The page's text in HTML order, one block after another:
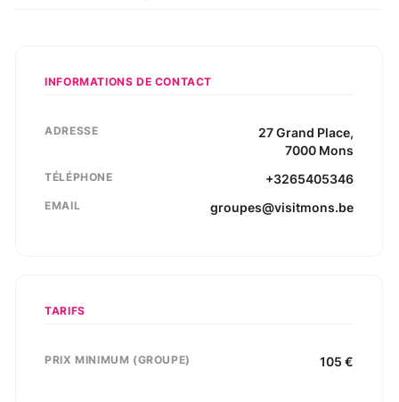
INFORMATIONS DE CONTACT
ADRESSE 27 Grand Place,
7000 Mons
TÉLÉPHONE +3265405346
EMAIL groupes@visitmons.be
TARIFS
PRIX MINIMUM (GROUPE) 105 €